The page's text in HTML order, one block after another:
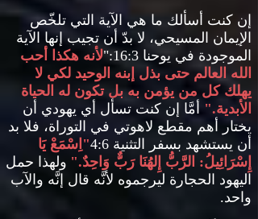
إن كنت أسألك ما هي الآية التي تلخّص
الإيمان المسيحي، لا بدّ أن تجيب إنها الآية
الموجودة في يوحنا 16:3:"
لأنه هكذا أحب
الله العالم حتى بذل إبنه الوحيد لكي لا
يهلك كل من يؤمن به بل تكون له الحياة
الأبدية."أمَّا إن كنت تسأل أي يهودي أن
يختار أهم مقطع لاهوتي في التوراة، فلا بد
أن يستشهد بسفر التثنية 4:6
" اِسْمَعْ يَا
إِسْرَائِيلُ: الرَّبُّ إِلهُنَا رَبٌّ وَاحِدٌ." ولهذا حمل
اليهود الحجارة ليرجموه لأنَّه قال إنَّه والآب
واحد.